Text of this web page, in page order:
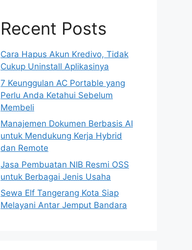
Recent Posts
Cara Hapus Akun Kredivo, Tidak
Cukup Uninstall Aplikasinya
7 Keunggulan AC Portable yang
Perlu Anda Ketahui Sebelum
Membeli
Manajemen Dokumen Berbasis AI
untuk Mendukung Kerja Hybrid
dan Remote
Jasa Pembuatan NIB Resmi OSS
untuk Berbagai Jenis Usaha
Sewa Elf Tangerang Kota Siap
Melayani Antar Jemput Bandara